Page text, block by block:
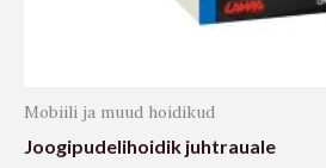
Mobiili ja muud hoidikud
Joogipudelihoidik juhtrauale